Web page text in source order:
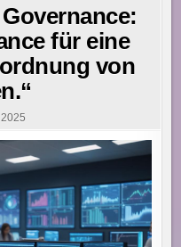
für eine
von